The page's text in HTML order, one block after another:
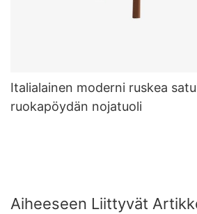
Italialainen moderni ruskea
ruokapöydän nojatuoli
Aiheeseen Liittyvät